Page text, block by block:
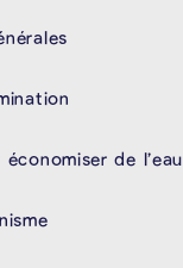
de l’eau